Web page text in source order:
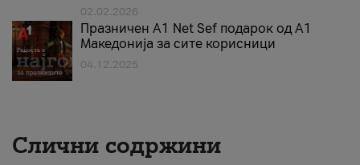
02.02.2026
Празничен A1 Net Sеf подарок од А1
Македонија за сите корисници
04.12.2025
Слични содржини